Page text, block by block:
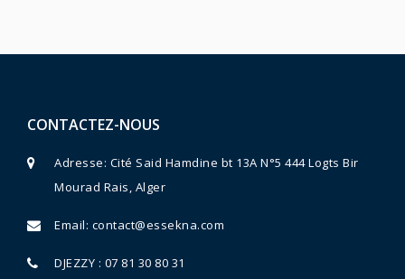
CONTACTEZ-NOUS
Adresse: Cité Said Hamdine bt 13A N°5 444 Logts Bir
Mourad Rais, Alger
Email: contact@essekna.com
DJEZZY : 07 81 30 80 31